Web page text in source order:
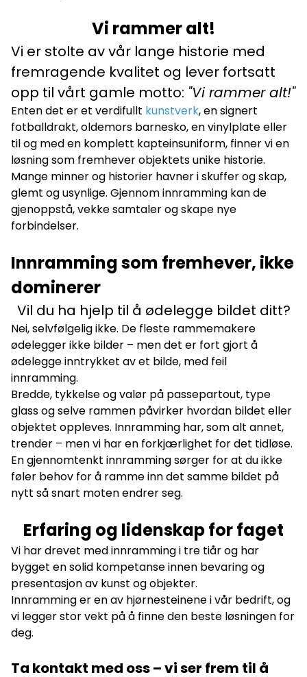
Vi rammer alt!
Vi er stolte av vår lange historie med
fremragende kvalitet og lever fortsatt
opp til vårt gamle motto: "Vi rammer alt!"
Enten det er et verdifullt kunstverk, en signert
fotballdrakt, oldemors barnesko, en vinylplate eller
til og med en komplett kapteinsuniform, finner vi en
løsning som fremhever objektets unike historie.
Mange minner og historier havner i skuffer og skap,
glemt og usynlige. Gjennom innramming kan de
gjenoppstå, vekke samtaler og skape nye
forbindelser.
Innramming som fremhever, ikke
dominerer
Vil du ha hjelp til å ødelegge bildet ditt?
Nei, selvfølgelig ikke. De fleste rammemakere
ødelegger ikke bilder – men det er fort gjort å
ødelegge inntrykket av et bilde, med feil
innramming.
Bredde, tykkelse og valør på passepartout, type
glass og selve rammen påvirker hvordan bildet eller
objektet oppleves. Innramming har, som alt annet,
trender – men vi har en forkjærlighet for det tidløse.
En gjennomtenkt innramming sørger for at du ikke
føler behov for å ramme inn det samme bildet på
nytt så snart moten endrer seg.
Erfaring og lidenskap for faget
Vi har drevet med innramming i tre tiår og har
bygget en solid kompetanse innen bevaring og
presentasjon av kunst og objekter.
Innramming er en av hjørnesteinene i vår bedrift, og
vi legger stor vekt på å finne den beste løsningen for
deg.
Ta kontakt med oss– vi ser frem til å